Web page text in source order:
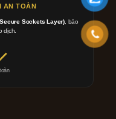
AN TOÀN
Sockets Layer), bảo
dịch.